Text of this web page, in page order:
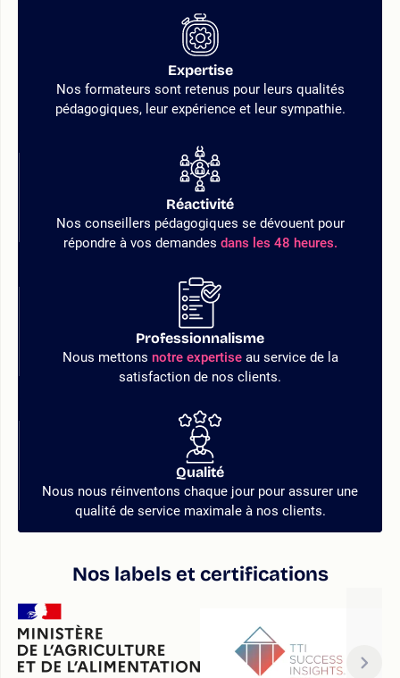
Expertise
Nos formateurs sont retenus pour leurs qualités
pédagogiques, leur expérience et leur sympathie.
Réactivité
Nos conseillers pédagogiques se dévouent pour
répondre à vos demandes dans les 48 heures.
Professionnalisme
Nous mettons notre expertiseau service de la
satisfaction de nos clients.
Qualité
Nous nous réinventons chaque jour pour assurer une
qualité de service maximale à nos clients.
Nos labels et certifications